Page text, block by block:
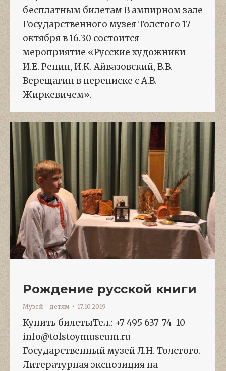
бесплатным билетам В ампирном зале
Государственного музея Толстого 17
октября в 16.30 состоится
мероприятие «Русские художники
И.Е. Репин, И.К. Айвазовский, В.В.
Верещагин в переписке с А.В.
Жиркевичем».
Рождение русской книги
Музей - детям 17.10.2019
Купить билетыТел.: +7 495 637-74-10
info@tolstoymuseum.ru
Государственный музей Л.Н. Толстого.
Литературная экспозиция на